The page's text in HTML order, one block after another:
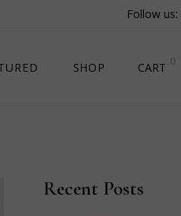
Follow us:
SHOP
SHOP PAGES
CART 0
Recent Posts